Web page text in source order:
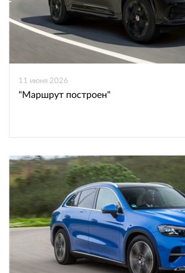
11 июня 2026
"Маршрут построен"